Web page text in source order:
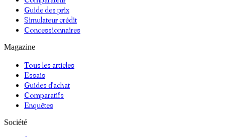
Guide des prix
Simulateur crédit
Concessionnaires
Magazine
Tous les articles
Essais
Guides d'achat
Comparatifs
Enquêtes
Société